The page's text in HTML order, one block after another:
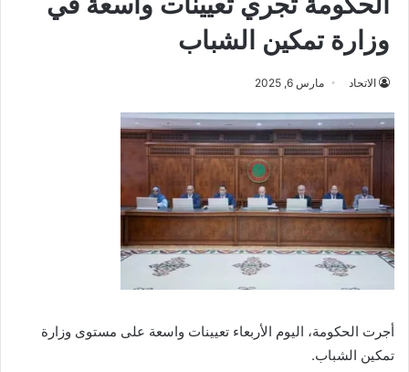
وزارة تمكين الشباب
الاتحاد مارس 6, 2025
أجرت الحكومة، اليوم الأربعاء تعيينات واسعة على مستوى وزارة
تمكين الشباب.